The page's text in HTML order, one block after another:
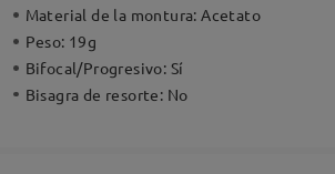
Material de la montura:Acetato
Peso: 19g
Bifocal/Progresivo: Sí
Bisagra de resorte: No